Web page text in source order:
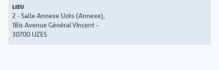
2 - Salle Annexe Uzès (Annexe),
1Bis Avenue Général Vincent -
30700 UZES